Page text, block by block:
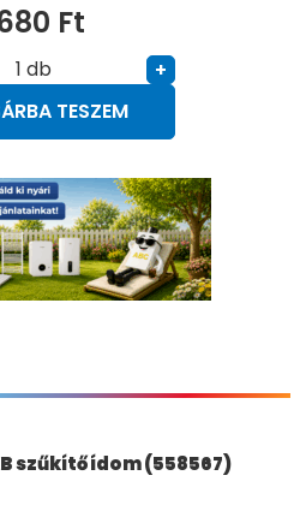
Ft
db
+
TESZEM
szűkítő ídom (558567)